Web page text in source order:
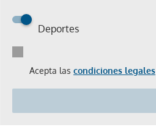
Deportes
Acepta las condiciones legales